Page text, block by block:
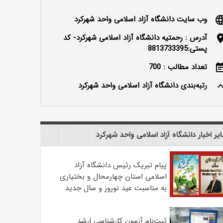
وب سایت دانشگاه آزاد اسلامی واحد شهرکرد
آدرس : رحمتیه دانشگاه آزاد اسلامی شهرکرد- کد
پستی:8813733395
تعداد مطالب : 700
keyboard_arrow_up
رتبه‌بندی دانشگاه آزاد اسلامی واحد شهرکرد
اخبار دانشگاه آزاد اسلامی واحد شهرکرد
پیام تبریک رئیس دانشگاه آزاد
اسلامی استان چهارمحال و بختیاری
به مناسبت عید نوروز و سال جدید